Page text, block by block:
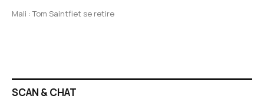
Mali : Tom Saintfiet se retire
SCAN & CHAT